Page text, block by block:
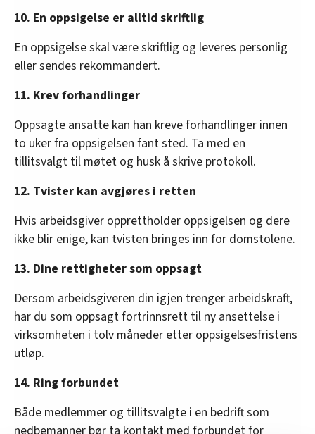
10. En oppsigelse er alltid skriftlig
En oppsigelse skal være skriftlig og leveres personlig
eller sendes rekommandert.
11. Krev forhandlinger
Oppsagte ansatte kan han kreve forhandlinger innen
to uker fra oppsigelsen fant sted. Ta med en
tillitsvalgt til møtet og husk å skrive protokoll.
12. Tvister kan avgjøres i retten
Hvis arbeidsgiver opprettholder oppsigelsen og dere
ikke blir enige, kan tvisten bringes inn for domstolene.
13. Dine rettigheter som oppsagt
Dersom arbeidsgiveren din igjen trenger arbeidskraft,
har du som oppsagt fortrinnsrett til ny ansettelse i
virksomheten i tolv måneder etter oppsigelsesfristens
utløp.
14. Ring forbundet
Både medlemmer og tillitsvalgte i en bedrift som